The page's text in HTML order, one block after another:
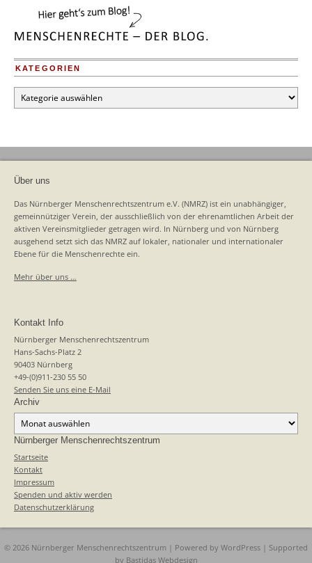
KATEGORIEN
Kategorien
Über uns
Das Nürnberger Menschenrechtszentrum e.V. (NMRZ) ist ein unabhängiger,
gemeinnütziger Verein, der ausschließlich von der ehrenamtlichen Arbeit der
aktiven Vereinsmitglieder getragen wird. In Nürnberg und von Nürnberg
ausgehend setzt sich das NMRZ auf lokaler, nationaler und internationaler
Ebene für die Menschenrechte ein.
Mehr über uns …
Kontakt Info
Nürnberger Menschenrechtszentrum
Hans-Sachs-Platz 2
90403 Nürnberg
+49-(0)911-230 55 50
Senden Sie uns eine E-Mail
Archiv
Nürnberger Menschenrechtszentrum
Startseite
Kontakt
Impressum
Spenden und aktiv werden
Datenschutzerklärung
© 2026 Nürnberger Menschenrechtszentrum | Powered by WordPress | Supported
by Bastidas Webdesign